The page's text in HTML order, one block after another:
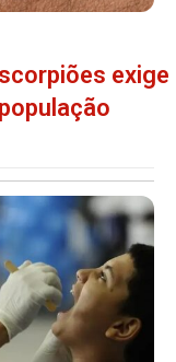
exige